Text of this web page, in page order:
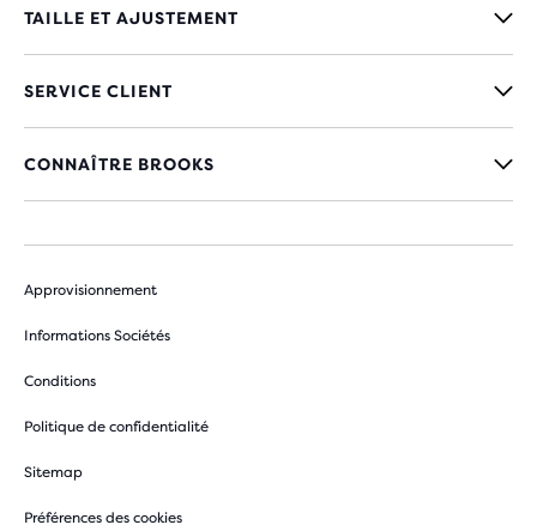
TAILLE ET AJUSTEMENT
SERVICE CLIENT
CONNAÎTRE BROOKS
Approvisionnement
Informations Sociétés
Conditions
Politique de confidentialité
Sitemap
Préférences des cookies